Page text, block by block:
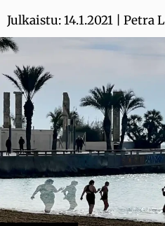
Julkaistu:14.1.2021 Petra